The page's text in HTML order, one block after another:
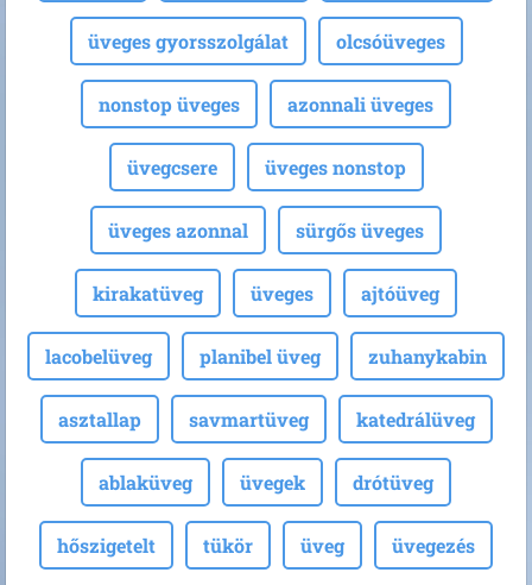
üveges gyorsszolgálat olcsóüveges
nonstop üveges azonnali üveges
üvegcsere üveges nonstop
üveges azonnal sürgős üveges
kirakatüveg üveges ajtóüveg
lacobelüveg planibel üveg zuhanykabin
asztallap savmartüveg katedrálüveg
ablaküveg üvegek drótüveg
hőszigetelt tükör üveg üvegezés